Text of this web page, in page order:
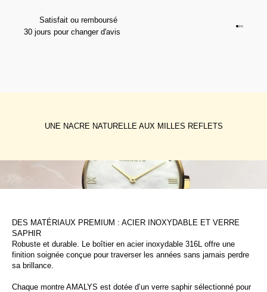
Satisfait ou remboursé
30 jours pour changer d'avis
Aller à
Aller à
Aller à
UNE NACRE NATURELLE AUX MILLES REFLETS
DES MATÉRIAUX PREMIUM : ACIER INOXYDABLE ET VERRE
SAPHIR
Robuste et durable. Le boîtier en acier inoxydable 316L offre une
finition soignée conçue pour traverser les années sans jamais perdre
sa brillance.
Chaque montre AMALYS est dotée d’un verre saphir sélectionné pour